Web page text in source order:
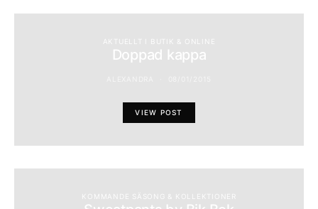
AKTUELLT I BUTIK & ONLINE
Doppad kappa
VIEW POST
KOMMANDE SÄSONG & KOLLEKTIONER